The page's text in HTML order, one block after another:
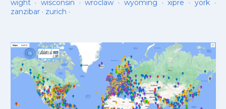
wight· wisconsin ·wroclaw · wyoming ·xipre · york·
zanzibar· zurich ·